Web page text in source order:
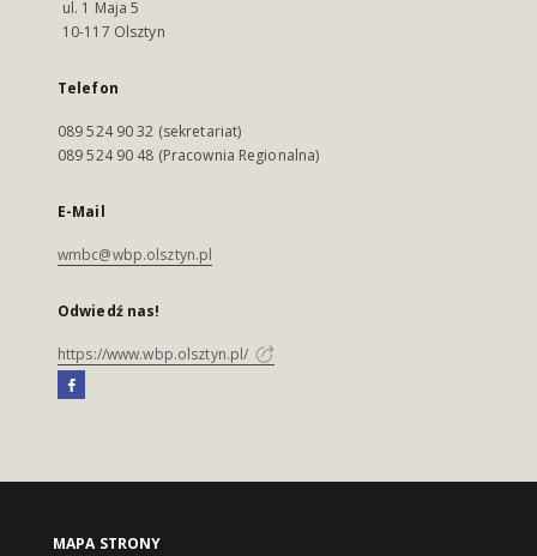
ul. 1 Maja 5
10-117 Olsztyn
Telefon
089 524 90 32 (sekretariat)
089 524 90 48 (Pracownia Regionalna)
E-Mail
wmbc@wbp.olsztyn.pl
Odwiedź nas!
https://www.wbp.olsztyn.pl/
MAPA STRONY